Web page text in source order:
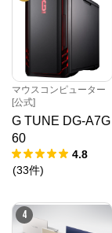
マウスコンピューター
[公式]
G TUNE DG-A7G
60
4.8
(33件)
4